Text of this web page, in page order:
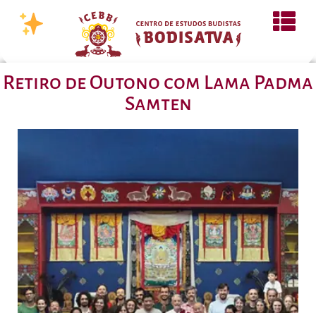
Retiro de Outono com Lama Padma
Samten